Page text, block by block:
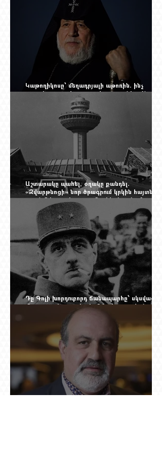
Կաթողիկոսը՝ մեղադրյալի աթոռին. ինչ
սպասել այսօրվա դատավարությունից: Yerevan
Online Mag.-ի մեծ ռեպորտաժը
Աշտարակը պահել, օղակը քանդել.
«Զվարթնոցի» նոր ծրագրում կրկին հայտնվել
տասնմեկ տարի առաջ մերժված լուծումը:
Yerevan Online Mag.-ի մեծ ռեպորտաժը
Դը Գոլի խորդուբորդ ճանապարհը՝ սկսված
մեղադրյալի աթոռից և մեկ սխալ գրված